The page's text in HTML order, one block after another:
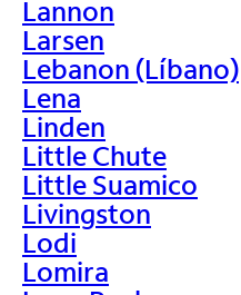
Lannon
Larsen
Lebanon (Líbano)
Lena
Linden
Little Chute
Little Suamico
Livingston
Lodi
Lomira